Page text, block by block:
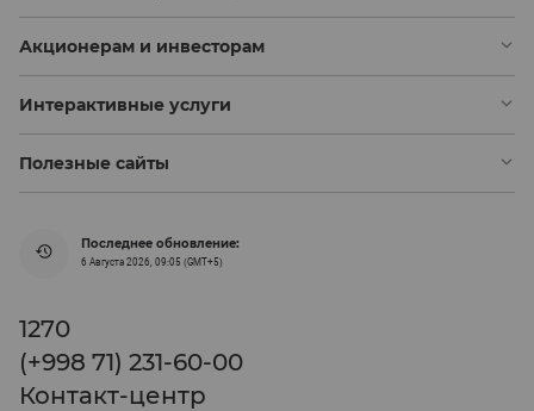
Акционерам и инвесторам
Интерактивные услуги
Полезные сайты
Последнее обновление:
6 Августа 2026, 09:05 (GMT+5)
1270
(+998 71) 231-60-00
Контакт-центр